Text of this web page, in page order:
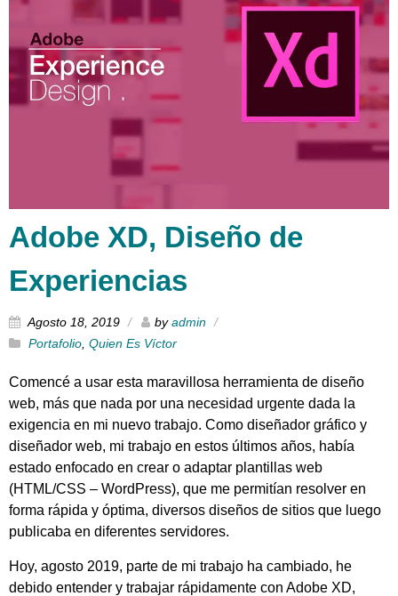
Adobe XD, Diseño de
Experiencias
Agosto 18, 2019 byadmin
Portafolio Quien Es Víctor
Comencé a usar esta maravillosa herramienta de diseño
web, más que nada por una necesidad urgente dada la
exigencia en mi nuevo trabajo. Como diseñador gráfico y
diseñador web, mi trabajo en estos últimos años, había
estado enfocado en crear o adaptar plantillas web
(HTML/CSS – WordPress), que me permitían resolver en
forma rápida y óptima, diversos diseños de sitios que luego
publicaba en diferentes servidores.
Hoy, agosto 2019, parte de mi trabajo ha cambiado, he
debido entender y trabajar rápidamente con Adobe XD,